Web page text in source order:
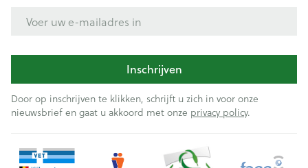
Inschrijven
Door op inschrijven te klikken, schrijft u zich in voor onze
nieuwsbrief en gaat u akkoord met onze privacy policy.